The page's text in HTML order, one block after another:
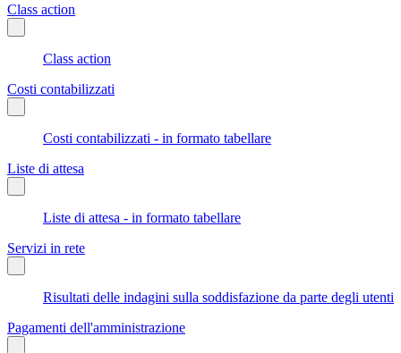
Class action
Class action
Costi contabilizzati
Costi contabilizzati - in formato tabellare
Liste di attesa
Liste di attesa - in formato tabellare
Servizi in rete
Risultati delle indagini sulla soddisfazione da parte degli utenti
Pagamenti dell'amministrazione